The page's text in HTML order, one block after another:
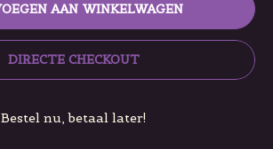
AAN WINKELWAGEN
DIRECTE CHECKOUT
Bestel nu, betaal later!